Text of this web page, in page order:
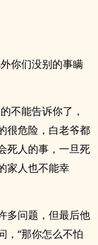
你们没别的事瞒
不能告诉你了，
很危险，白老爷都
死人的事，一旦死
家人也不能幸
多问题，但最后他
，“那你怎么不怕